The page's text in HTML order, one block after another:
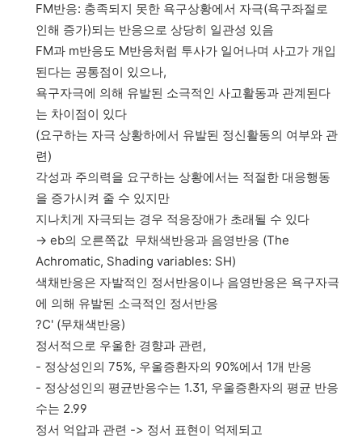
FM반응: 충족되지 못한 욕구상황에서 자극(욕구좌절로
인해 증가)되는 반응으로 상당히 일관성 있음
FM과 m반응도 M반응처럼 투사가 일어나며 사고가 개입
된다는 공통점이 있으나,
욕구자극에 의해 유발된 소극적인 사고활동과 관계된다
는 차이점이 있다
(요구하는 자극 상황하에서 유발된 정신활동의 여부와 관
련)
각성과 주의력을 요구하는 상황에서는 적절한 대응행동
을 증가시켜 줄 수 있지만
지나치게 자극되는 경우 적응장애가 초래될 수 있다
→ eb의 오른쪽값 무채색반응과 음영반응 (The
Achromatic, Shading variables: SH)
색채반응은 자발적인 정서반응이나 음영반응은 욕구자극
에 의해 유발된 소극적인 정서반응
?C' (무채색반응)
정서적으로 우울한 경향과 관련,
- 정상성인의 75%, 우울증환자의 90%에서 1개 반응
- 정상성인의 평균반응수는 1.31, 우울증환자의 평균 반응
수는 2.99
정서 억압과 관련 -> 정서 표현이 억제되고